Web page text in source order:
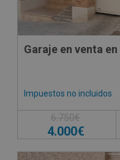
Impuestos no incluidos
6.750€
4.000€